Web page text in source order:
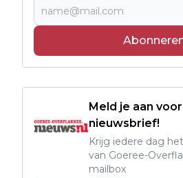
Meld je aan
nieuwsbrief!
Krijg iedere dag
van Goeree-
mailbox